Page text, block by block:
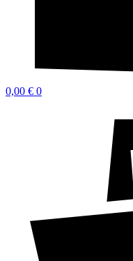
0,00 € 0